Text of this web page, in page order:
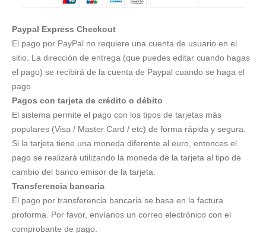
Paypal Express Checkout
El pago por PayPal no requiere una cuenta de usuario en el
sitio. La dirección de entrega (que puedes editar cuando hagas
el pago) se recibirá de la cuenta de Paypal cuando se haga el
pago
Pagos con tarjeta de crédito o débito
El sistema permite el pago con los tipos de tarjetas más
populares (Visa / Master Card / etc) de forma rápida y segura.
Si la tarjeta tiene una moneda diferente al euro, entonces el
pago se realizará utilizando la moneda de la tarjeta al tipo de
cambio del banco emisor de la tarjeta.
Transferencia bancaria
El pago por transferencia bancaria se basa en la factura
proforma. Por favor, envíanos un correo electrónico con el
comprobante de pago.